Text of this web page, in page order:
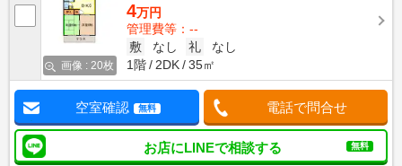
画像 : 20枚
4万円
管理費等：--
敷
なし 礼
なし
1階
2DK 35㎡
空室確認 無料 電話で問合せ
お店にLINEで相談する 無料